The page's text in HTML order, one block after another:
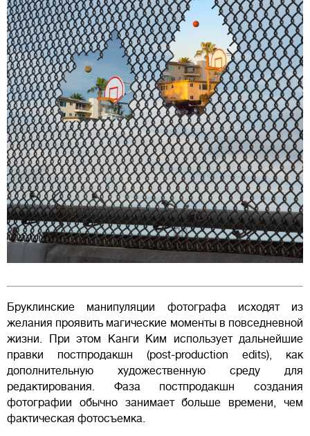
Бруклинские манипуляции фотографа исходят из
желания проявить магические моменты в повседневной
жизни. При этом Канги Ким использует дальнейшие
правки постпродакшн (post-production edits), как
дополнительную художественную среду для
редактирования. Фаза постпродакшн создания
фотографии обычно занимает больше времени, чем
фактическая фотосъемка.